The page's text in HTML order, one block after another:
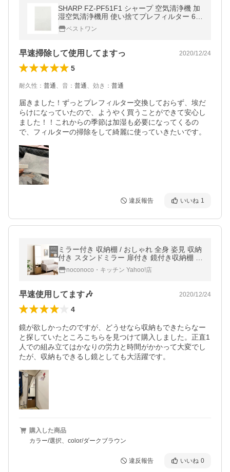
SHARP FZ-PF51F1 シャープ 空気清浄機 加
湿空気清浄機用 使い捨てプレフィルター 6枚
入 加湿器 空気清浄機用 交換フィルター FZP
F51F1
ベストワン
早速掃除して使用してますっ 2020/12/24
5
耐久性 ： 普通、 音 ： 普通、 効き ： 普通
届きました！ずっとプレフィルター交換しておらず、埃だ
らけになっていたので、ようやく買うことができて安心し
ました！！これからの季節は加湿も必要になってくるの
で、フィルターの掃除をして綺麗に使っていきたいです。
違反報告 いいね 1
ミラー付き 収納棚 / おしゃれ 全身 姿見 収納
付き スタンドミラー 扉付き 鏡付き収納棚 木
製 m4noconoco・キッチン Yahoo!店
早速使用してます🎶 2020/12/24
4
鏡が欲しかったのですが、どうせなら収納もできたらなー
と探していたところこちらを見つけて購入しました。正直1
人での組み立てはかなりの労力と時間がかかって大変でし
たが、収納もできるし鏡としても大活躍です。
購入した商品
カラー/選択、color/ダークブラウン
違反報告 いいね 0